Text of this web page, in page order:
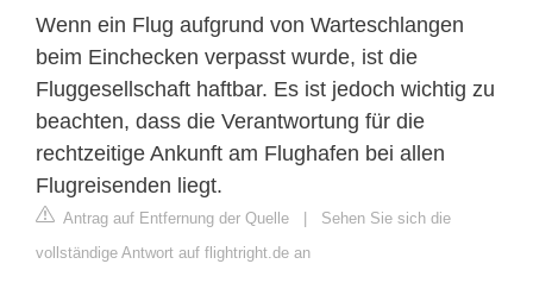
Wenn ein Flug aufgrund von Warteschlangen
beim Einchecken verpasst wurde, ist die
Fluggesellschaft haftbar. Es ist jedoch wichtig zu
beachten, dass die Verantwortung für die
rechtzeitige Ankunft am Flughafen bei allen
Flugreisenden liegt.
Antrag auf Entfernung der Quelle | Sehen Sie sich die
vollständige Antwort auf flightright.de an